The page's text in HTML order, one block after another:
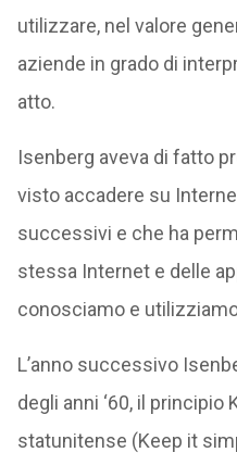
utilizzare, nel valore
aziende in grado di
atto.
Isenberg aveva di fatto
visto accadere su
successivi e che ha
stessa Internet e delle
conosciamo e
L’anno successivo
degli anni ‘60, il principio
statunitense (Keep it